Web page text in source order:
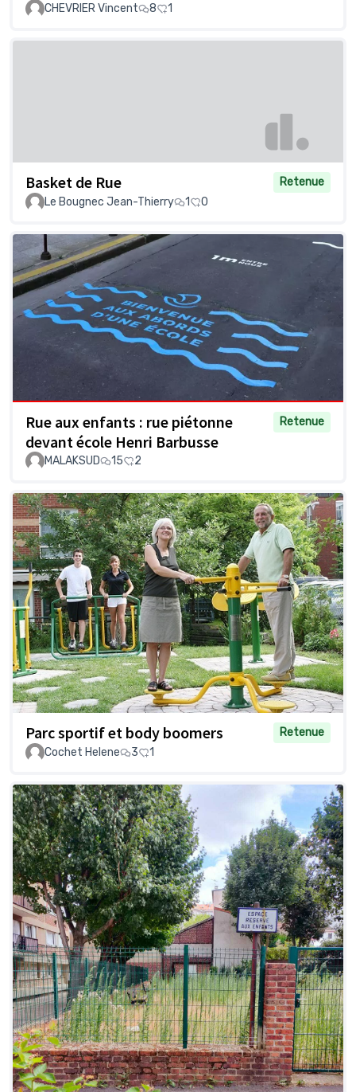
CHEVRIER Vincent 8 1
Basket de Rue
Retenue
Le Bougnec Jean-Thierry
1 0
Rue aux enfants : rue piétonne
devant école Henri Barbusse
Retenue
MALAKSUD 15 2
Parc sportif et body boomers
Retenue
Cochet Helene
3 1